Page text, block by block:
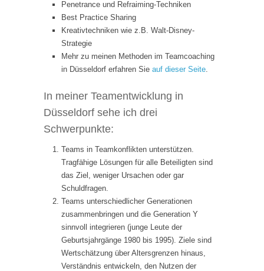
Penetrance und Refraiming-Techniken
Best Practice Sharing
Kreativtechniken wie z.B. Walt-Disney-
Strategie
Mehr zu meinen Methoden im Teamcoaching
in Düsseldorf erfahren Sie auf dieser Seite.
In meiner Teamentwicklung in
Düsseldorf sehe ich drei
Schwerpunkte:
Teams in Teamkonflikten unterstützen.
Tragfähige Lösungen für alle Beteiligten sind
das Ziel, weniger Ursachen oder gar
Schuldfragen.
Teams unterschiedlicher Generationen
zusammenbringen und die Generation Y
sinnvoll integrieren (junge Leute der
Geburtsjahrgänge 1980 bis 1995). Ziele sind
Wertschätzung über Altersgrenzen hinaus,
Verständnis entwickeln, den Nutzen der